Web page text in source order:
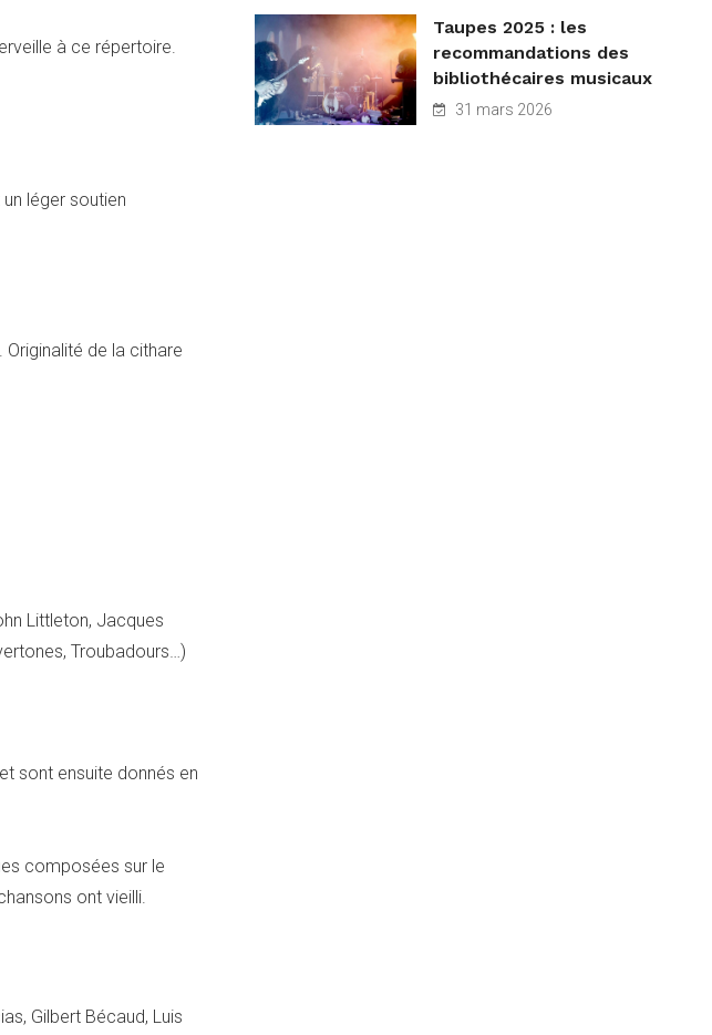
à ce répertoire.
léger soutien
de la cithare
Littleton, Jacques
Troubadours…)
sont ensuite donnés en
composées sur le
ont vieilli.
Gilbert Bécaud, Luis
Taupes 2025 : les
recommandations des
bibliothécaires musicaux
31 mars 2026